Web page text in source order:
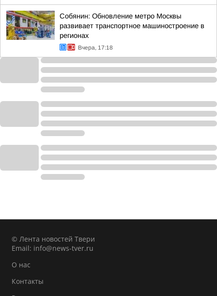
Собянин: Обновление метро Москвы
развивает транспортное машиностроение в
регионах
Вчера, 17:18
© Лента новостей Твери
Email: info@news-tver.ru
О нас
Контакты